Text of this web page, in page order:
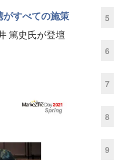
すべての施策
篤史氏が登壇
5
6
7
8
9